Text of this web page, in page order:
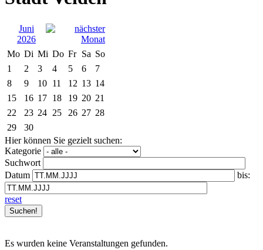
Juni
2026
Mo Di Mi Do Fr Sa So
1
2 3 4 5 6
7
8
9 10 11 12 13 14
15
16 17 18 19 20 21
22
23 24 25 26 27 28
29
30
Hier können Sie gezielt suchen:
Kategorie
Suchwort
Datum
bis:
reset
Es wurden keine Veranstaltungen gefunden.